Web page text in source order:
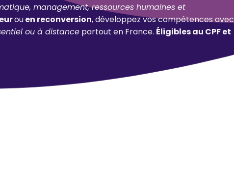
management, ressources humaines et
ouen reconversion, développez vos compétences avec
ou à distance partout en France. Éligibles au CPF et